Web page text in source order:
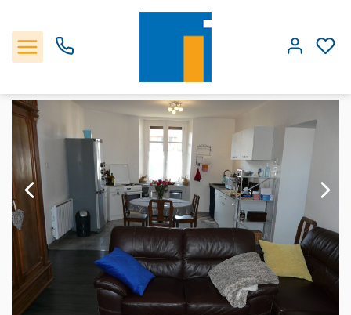
Accueil
Les biens
Estimation
Notre Agence
Vente appartement 77 m², Roche la moliere 42230Loire